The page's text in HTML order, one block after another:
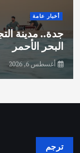
أخبار عامة
جدة.. مدينة
البحر الأحمر
أغسطس 6, 2026
ترجم